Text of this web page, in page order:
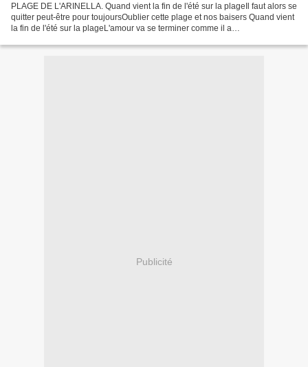
PLAGE DE L'ARINELLA. Quand vient la fin de l'été sur la plageIl faut alors se
quitter peut-être pour toujoursOublier cette plage et nos baisers Quand vient
la fin de l'été sur la plageL'amour va se terminer comme il a
Publicité